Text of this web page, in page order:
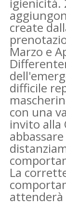
create
Marzo e
difficile
con una
invito alla
La
attenderà